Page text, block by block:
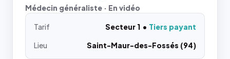
Médecin généraliste · En vidéo
Tarif Secteur 1
Tiers payant
Lieu
Saint-Maur-des-Fossés (94)